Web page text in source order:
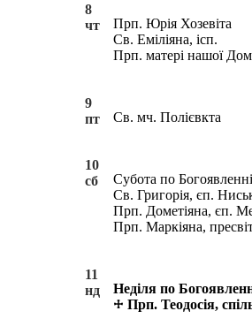
8
чт
Прп. Юрія Хозевіта
Св. Еміліяна, ісп.
Прп. матері нашої
9
пт
Св. мч. Полієвкта
10
сб
Субота по Богоявленні
Св. Григорія, єп.
Прп. Дометіяна, єп.
Прп. Маркіяна,
11
нд
Неділя по
Прп. Теодосія,